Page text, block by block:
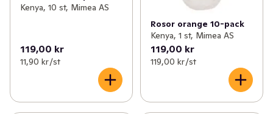
Kenya, 10 st, Mimea AS
119,00 kr
11,90 kr /st
Rosor orange 10-pack
Kenya, 1 st, Mimea AS
119,00 kr
119,00 kr /st